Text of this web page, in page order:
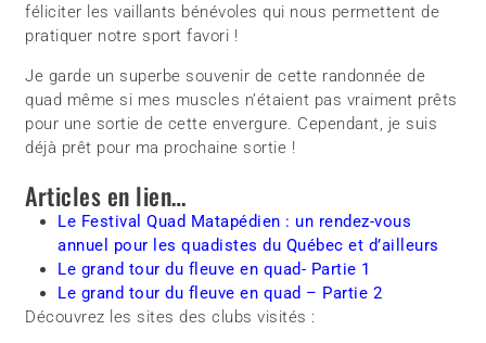
féliciter les vaillants bénévoles qui nous permettent de
pratiquer notre sport favori !
Je garde un superbe souvenir de cette randonnée de
quad même si mes muscles n’étaient pas vraiment prêts
pour une sortie de cette envergure. Cependant, je suis
déjà prêt pour ma prochaine sortie !
Articles en lien…
Le Festival Quad Matapédien : un rendez-vous
annuel pour les quadistes du Québec et d’ailleurs
Le grand tour du fleuve en quad- Partie 1
Le grand tour du fleuve en quad – Partie 2
Découvrez les sites des clubs visités :